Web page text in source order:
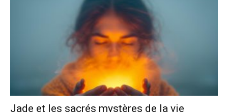
Jade et les sacrés mystères de la vie